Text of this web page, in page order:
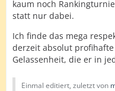
kaum noch
statt nur dabei.
Ich finde das mega
derzeit absolut
Gelassenheit, die er in
Einmal editiert, zuletzt von